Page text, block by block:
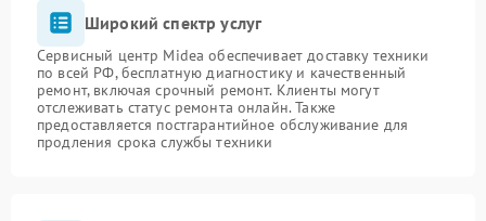
Широкий спектр услуг
Сервисный центр Midea обеспечивает доставку техники
по всей РФ, бесплатную диагностику и качественный
ремонт, включая срочный ремонт. Клиенты могут
отслеживать статус ремонта онлайн. Также
предоставляется постгарантийное обслуживание для
продления срока службы техники